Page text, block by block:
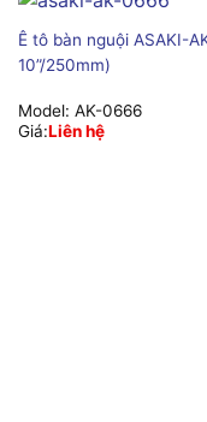
Ê tô bàn nguội ASAKI-
10”/250mm)
Model: AK-0666
Giá:Liên hệ